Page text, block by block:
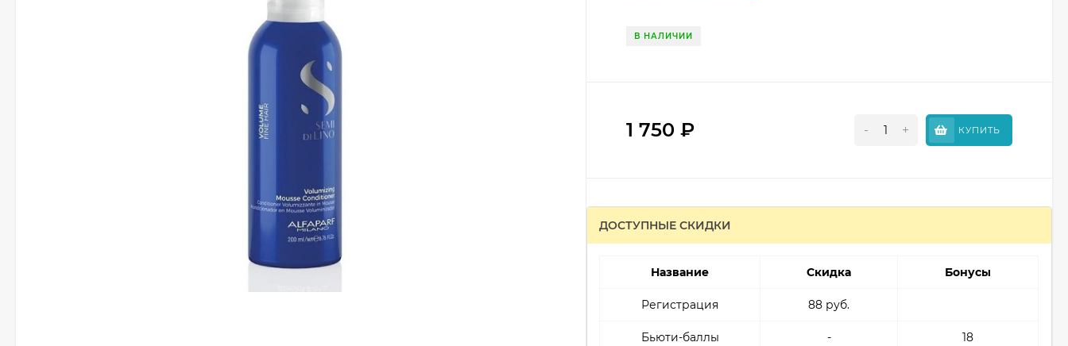
В НАЛИЧИИ
1 750₽ - + КУПИТЬ
ДОСТУПНЫЕ СКИДКИ
Название Скидка Бонусы
Регистрация 88 руб.
Бьюти-баллы - 18